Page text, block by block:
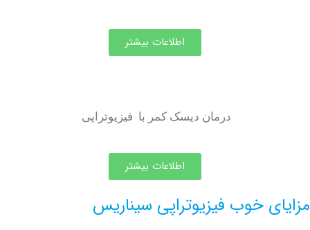
اطلاعات بیشتر
درمان دیسک کمر با فیزیوتراپی
اطلاعات بیشتر
خوب فیزیوتراپی سیناریس